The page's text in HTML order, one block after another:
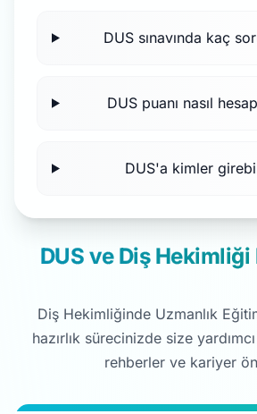
DUS sınavında kaç
DUS puanı nasıl
DUS'a kimler
DUS ve Diş
Diş Hekimliğinde Uzmanlık
hazırlık sürecinizde size
rehberler ve kariyer